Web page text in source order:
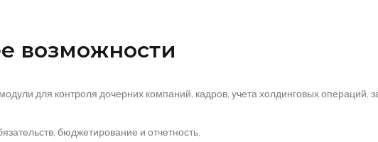
возможности
для контроля дочерних компаний, кадров, учета холдинговых операций,
бюджетирование и отчетность,